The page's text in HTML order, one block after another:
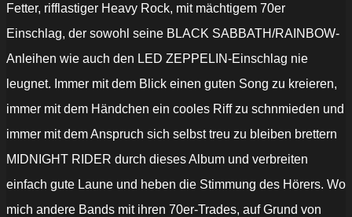
Fetter, rifflastiger Heavy Rock, mit mächtigem 70er
Einschlag, der sowohl seine BLACK SABBATH/RAINBOW-
Anleihen wie auch den LED ZEPPELIN-Einschlag nie
leugnet. Immer mit dem Blick einen guten Song zu kreieren,
immer mit dem Händchen ein cooles Riff zu schnmieden und
immer mit dem Anspruch sich selbst treu zu bleiben brettern
MIDNIGHT RIDER durch dieses Album und verbreiten
einfach gute Laune und heben die Stimmung des Hörers. Wo
mich andere Bands mit ihren 70er-Trades, auf Grund von